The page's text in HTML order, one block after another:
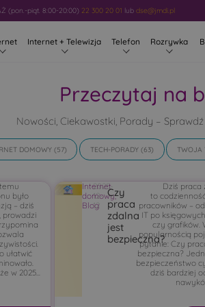
(pon.-piąt. 8:00-20:00) 22 300 20 01 lubdse@jmdi.pl
Internet + Telewizja Telefon Rozrywka
Przeczytaj na
Nowości, Ciekawostki, Porady –
DOMOWY(57) TECH-PORADY(63) TWOJA
było
– dziś
prowadzi
ułatwić
w 2025...
Internet
domowy,
Blog
2025-
12-
12
Czy
praca
zdalna
jest
bezpieczna?
Dziś praca
to
pracowników –
IT po
czy grafików.
popularnością
pytanie: Czy
bezpieczna?
bezpieczeństwo
dziś bardziej